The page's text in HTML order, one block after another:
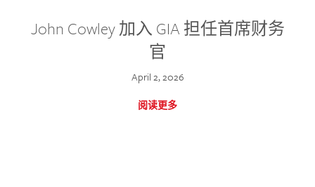
John Cowley 加入 GIA 担任首席财务
官
April 2, 2026
阅读更多